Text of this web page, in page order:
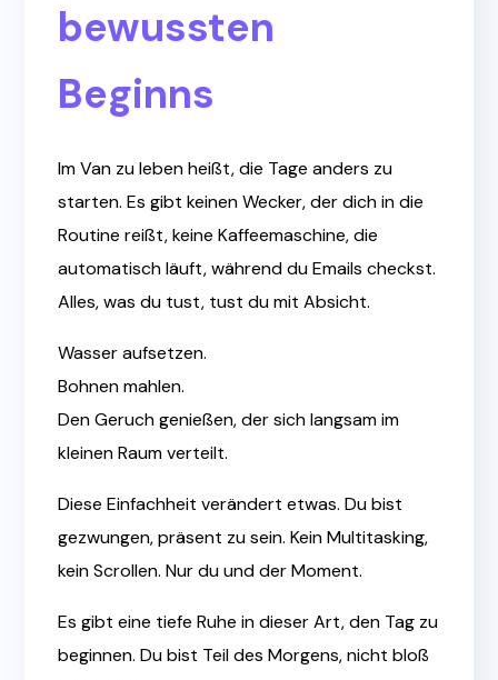
bewussten
Beginns
Im Van zu leben heißt, die Tage anders zu
starten. Es gibt keinen Wecker, der dich in die
Routine reißt, keine Kaffeemaschine, die
automatisch läuft, während du Emails checkst.
Alles, was du tust, tust du mit Absicht.
Wasser aufsetzen.
Bohnen mahlen.
Den Geruch genießen, der sich langsam im
kleinen Raum verteilt.
Diese Einfachheit verändert etwas. Du bist
gezwungen, präsent zu sein. Kein Multitasking,
kein Scrollen. Nur du und der Moment.
Es gibt eine tiefe Ruhe in dieser Art, den Tag zu
beginnen. Du bist Teil des Morgens, nicht bloß